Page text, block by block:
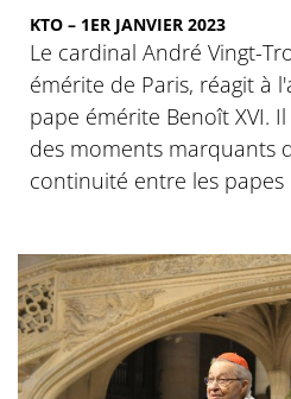
KTO – 1ER JANVIER 2023
Le cardinal André Vingt-
émérite de Paris, réagit à
pape émérite Benoît XVI.
des moments marquants
continuité entre les papes